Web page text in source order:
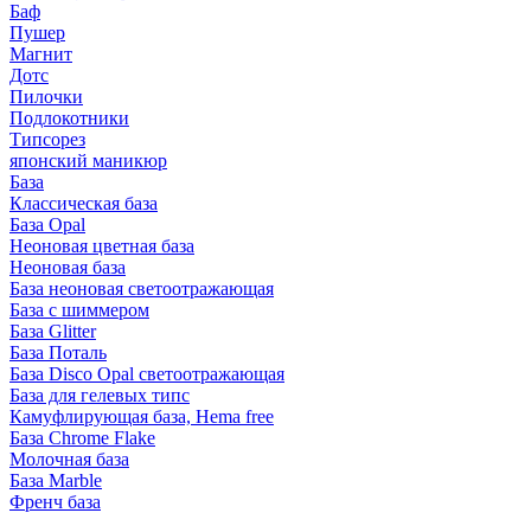
Баф
Пушер
Магнит
Дотс
Пилочки
Подлокотники
Типсорез
японский маникюр
База
Классическая база
База Opal
Неоновая цветная база
Неоновая база
База неоновая светоотражающая
База с шиммером
База Glitter
База Поталь
База Disco Opal светоотражающая
База для гелевых типс
Камуфлирующая база, Hema free
База Chrome Flake
Молочная база
База Marble
Френч база